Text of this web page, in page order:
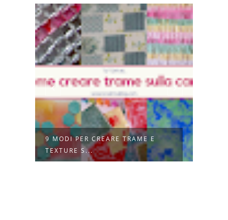
9 MODI PER CREARE TRAME E
TEXTURE S...